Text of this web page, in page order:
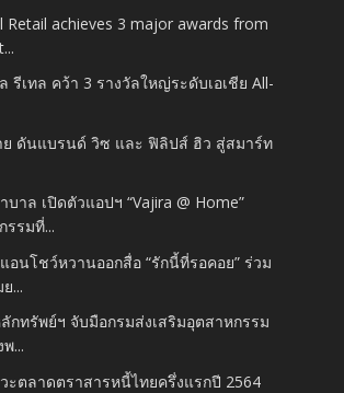
Retail achieves 3 major awards from
รีเทล คว้า 3 รางวัลใหญ่ระดับเอเชีย All-
ดันแบรนด์ วิซ และ ฟิลิปส์ ฮิว สู่สมาร์ท
บาล เปิดตัวแอปฯ “Vajira @ Home”
รรมที่...
อนโชว์หวานออกสื่อ “รักนี้ที่รอคอย” ร่วม
...
กทรัพย์ฯ จับมือกรมส่งเสริมอุตสาหกรรม
...
ะตลาดตราสารหนี้ไทยครึ่งแรกปี 2564